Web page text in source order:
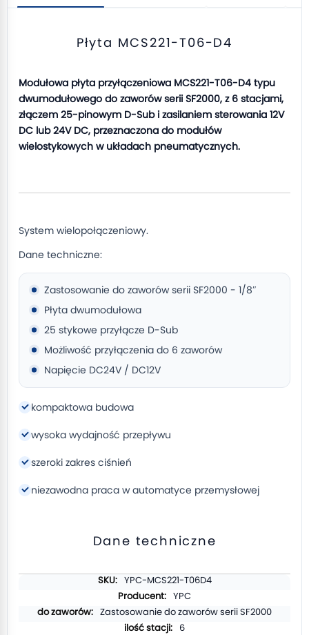
Płyta MCS221-T06-D4
Modułowa płyta przyłączeniowa MCS221-T06-D4 typu
dwumodułowego do zaworów serii SF2000, z 6 stacjami,
złączem 25-pinowym D-Sub i zasilaniem sterowania 12V
DC lub 24V DC, przeznaczona do modułów
wielostykowych w układach pneumatycznych.
System wielopołączeniowy.
Dane techniczne:
Zastosowanie do zaworów serii SF2000 - 1/8″
Płyta dwumodułowa
25 stykowe przyłącze D-Sub
Możliwość przyłączenia do 6 zaworów
Napięcie DC24V / DC12V
kompaktowa budowa
wysoka wydajność przepływu
szeroki zakres ciśnień
niezawodna praca w automatyce przemysłowej
Dane techniczne
YPC-MCS221-T06D4
YPC
Zastosowanie do zaworów serii SF2000
6